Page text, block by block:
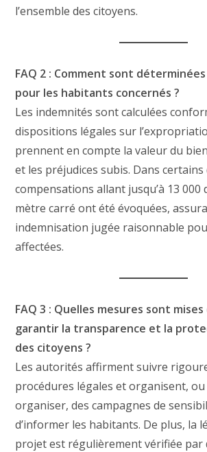
l’ensemble des citoyens.
FAQ 2 : Comment sont
pour les habitants concernés ?
Les indemnités sont calculées
dispositions légales sur
prennent en compte la valeur du
et les préjudices subis. Dans
compensations allant jusqu’à 13 000
mètre carré ont été évoquées,
indemnisation jugée raisonnable
affectées.
FAQ 3 : Quelles mesures sont
garantir la transparence et la
des citoyens ?
Les autorités affirment suivre
procédures légales et organisent,
organiser, des campagnes de
d’informer les habitants. De plus, la
projet est régulièrement vérifiée par